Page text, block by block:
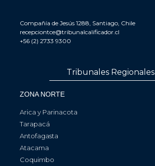
Compañía de Jesús 1288, Santiago, Chile
recepciontce@tribunalcalificador.cl
+56 (2) 2733 9300
Tribunales Regionales
ZONA NORTE
Arica y Parinacota
Tarapacá
Antofagasta
Atacama
Coquimbo